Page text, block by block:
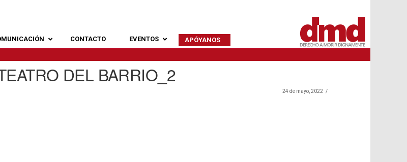
CONTACTO EVENTOS APÓYANOS
DEL BARRIO_2
24 de mayo, 2022